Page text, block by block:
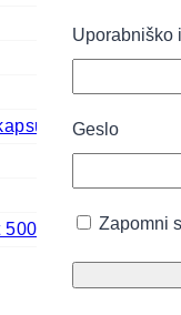
Uporabniško
Geslo
Zapomni